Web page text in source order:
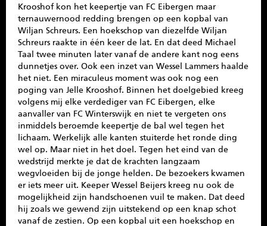
Krooshof kon het keepertje van FC Eibergen maar
ternauwernood redding brengen op een kopbal van
Wiljan Schreurs. Een hoekschop van diezelfde Wiljan
Schreurs raakte in één keer de lat. En dat deed Michael
Taal twee minuten later vanaf de andere kant nog eens
dunnetjes over. Ook een inzet van Wessel Lammers haalde
het niet. Een miraculeus moment was ook nog een
poging van Jelle Krooshof. Binnen het doelgebied kreeg
volgens mij elke verdediger van FC Eibergen, elke
aanvaller van FC Winterswijk en niet te vergeten ons
inmiddels beroemde keepertje de bal wel tegen het
lichaam. Werkelijk alle kanten stuiterde het ronde ding
wel op. Maar niet in het doel. Tegen het eind van de
wedstrijd merkte je dat de krachten langzaam
wegvloeiden bij de jonge helden. De bezoekers kwamen
er iets meer uit. Keeper Wessel Beijers kreeg nu ook de
mogelijkheid zijn handschoenen vuil te maken. Dat deed
hij zoals we gewend zijn uitstekend op een knap schot
vanaf de zestien. Op een kopbal uit een hoekschop en